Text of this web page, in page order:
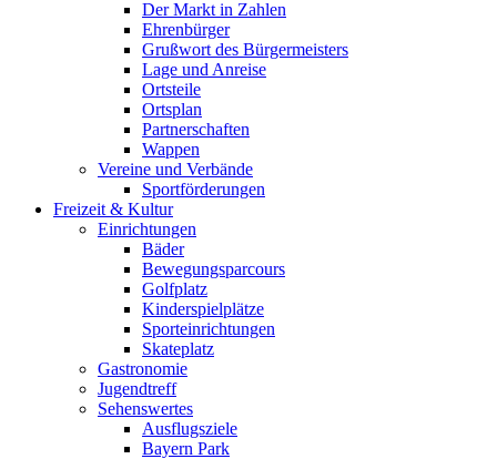
Der Markt in Zahlen
Ehrenbürger
Grußwort des Bürgermeisters
Lage und Anreise
Ortsteile
Ortsplan
Partnerschaften
Wappen
Vereine und Verbände
Sportförderungen
Freizeit & Kultur
Einrichtungen
Bäder
Bewegungsparcours
Golfplatz
Kinderspielplätze
Sporteinrichtungen
Skateplatz
Gastronomie
Jugendtreff
Sehenswertes
Ausflugsziele
Bayern Park